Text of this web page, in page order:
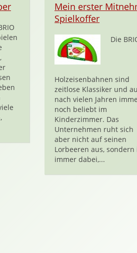
Mein erster
Spielkoffer
Die
Holzeisenbahnen sind
zeitlose Klassiker und
nach vielen Jahren
noch beliebt im
Kinderzimmer. Das
Unternehmen ruht sich
aber nicht auf seinen
Lorbeeren aus, sondern
immer dabei,...